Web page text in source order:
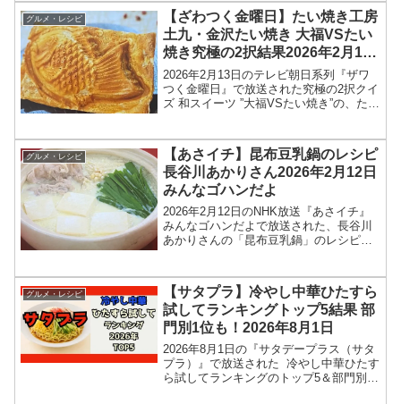
を目指して、高嶋ちさ子さん、長嶋一茂
さん、石原良純...
グルメ・レシピ
【ざわつく金曜日】たい焼き工房
土九・金沢たい焼き 大福VSたい
焼き究極の2択結果2026年2月13
日
2026年2月13日のテレビ朝日系列『ザワ
つく金曜日』で放送された究極の2択クイ
ズ 和スイーツ ”大福VSたい焼き”の、たい
スイーツの定番、大福とたい焼きの究極
の２択ク...
グルメ・レシピ
【あさイチ】昆布豆乳鍋のレシピ
長谷川あかりさん2026年2月12日
みんなゴハンだよ
2026年2月12日のNHK放送『あさイチ』
みんなゴハンだよで放送された、長谷川
あかりさんの「昆布豆乳鍋」のレシピを
んが登場！具材を入れて煮るだけのノン
オイル鍋のレシ...
グルメ・レシピ
【サタプラ】冷やし中華ひたすら
試してランキングトップ5結果 部
門別1位も！2026年8月1日
2026年8月1日の『サタデープラス（サタ
プラ）』で放送された 冷やし中華ひたす
ら試してランキングのトップ5＆部門別1